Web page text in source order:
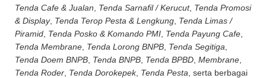
Tenda Cafe & Jualan Tenda Sarnafil / Kerucut, Tenda Promosi
& Display, Tenda Terop Pesta & Lengkung Tenda Limas /
Piramid Tenda Posko & Komando PMI Tenda Payung Cafe
Tenda Membrane Tenda Lorong BNPB Tenda Segitiga
Tenda Doem BNPB Tenda BNPB Tenda BPBD Membrane
Tenda Roder Tenda Dorokepek, Tenda Pesta , serta berbagai